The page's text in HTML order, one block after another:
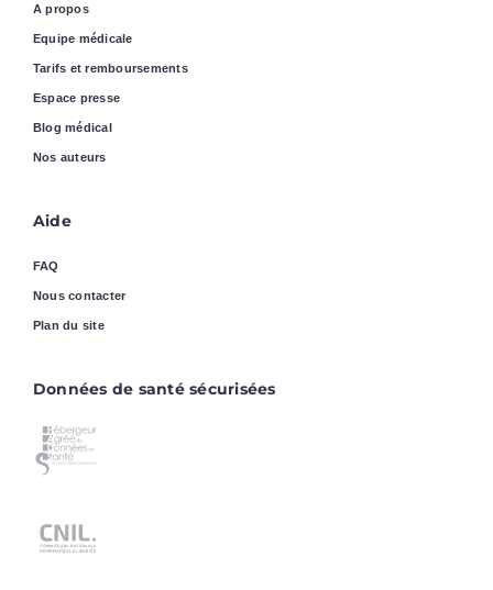
A propos
Equipe médicale
Tarifs et remboursements
Espace presse
Blog médical
Nos auteurs
Aide
FAQ
Nous contacter
Plan du site
Données de santé sécurisées